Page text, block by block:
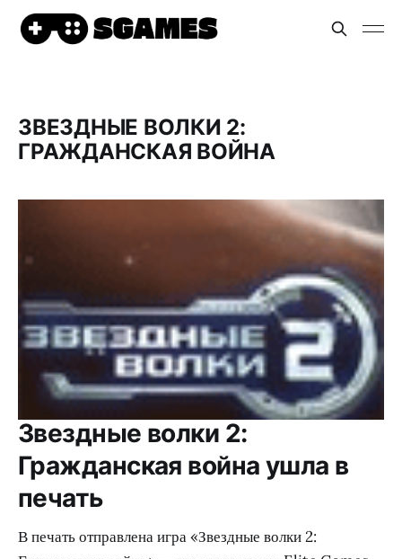
ЗВЕЗДНЫЕ ВОЛКИ 2:
ГРАЖДАНСКАЯ ВОЙНА
Звездные волки 2:
Гражданская война ушла в
печать
В печать отправлена игра «Звездные волки 2: